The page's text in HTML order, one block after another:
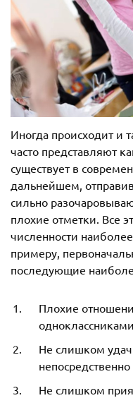
Иногда происходит и
часто представляют
существует в
дальнейшем,
сильно
плохие отметки. Все
численности
примеру,
последующие
Плохие
одноклассниками.
Не слишком
Не слишком